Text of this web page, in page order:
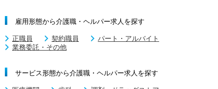
雇用形態から介護職・ヘルパー求人を探す
正職員 契約職員
パート・アルバイト
業務委託・その他
サービス形態から介護職・ヘルパー求人を探す